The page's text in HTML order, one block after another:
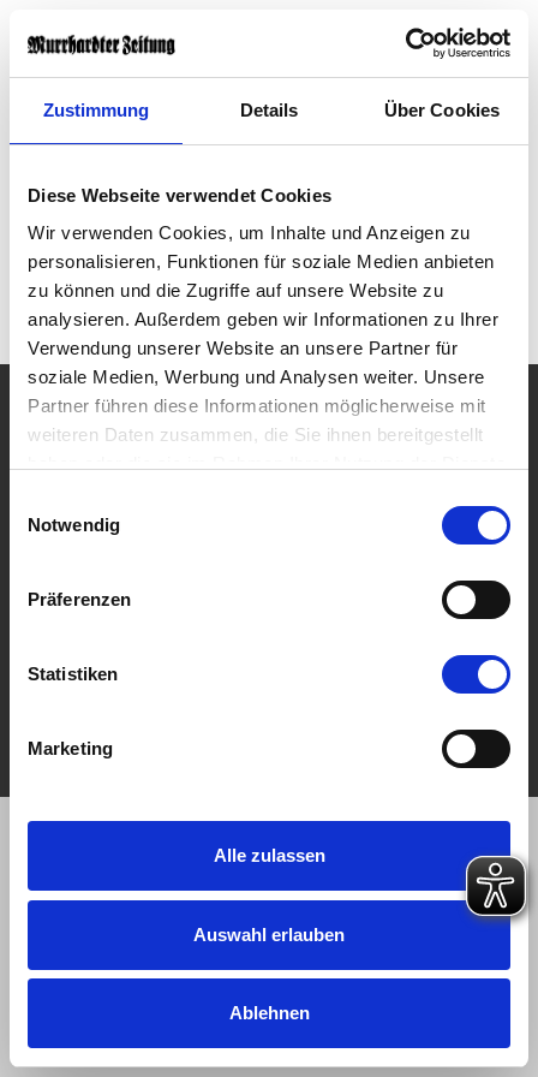
Zustimmung Details Über Cookies
Diese Webseite verwendet Cookies
Wir verwenden Cookies, um Inhalte und Anzeigen zu
personalisieren, Funktionen für soziale Medien anbieten
zu können und die Zugriffe auf unsere Website zu
analysieren. Außerdem geben wir Informationen zu Ihrer
Verwendung unserer Website an unsere Partner für
soziale Medien, Werbung und Analysen weiter. Unsere
Partner führen diese Informationen möglicherweise mit
weiteren Daten zusammen, die Sie ihnen bereitgestellt
Notwendig
Präferenzen
Statistiken
Marketing
Alle zulassen
Auswahl erlauben
Ablehnen
anzeigen
bzw.
verbergen
Suche
anzeigen
bzw.
verbergen
Bitte versuchen Sie es erneut. Sollten Sie weiterhin
Probleme haben,
dann wenden Sie sich bitte telefonisch oder per E-Mail
an uns.
Unsere Mitarbeiter helfen Ihnen gerne weiter.
Anzeigen Mediadaten Abo E-Paper
Mail an die Redaktion Kündigung Abo
Copyright – Stroh. Druck und Medien GmbH Backnang